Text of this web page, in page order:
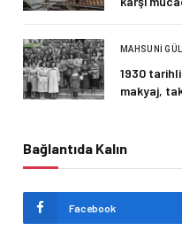
MAHSUNI GÜL
1930
makyaj,
Bağlantıda Kalın
Facebook